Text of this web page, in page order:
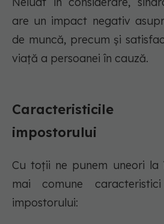
are un impact negativ
de muncă, precum și
viață a persoanei în cauză.
Caracteristicile
impostorului
Cu toții ne punem uneori la
mai comune
impostorului: